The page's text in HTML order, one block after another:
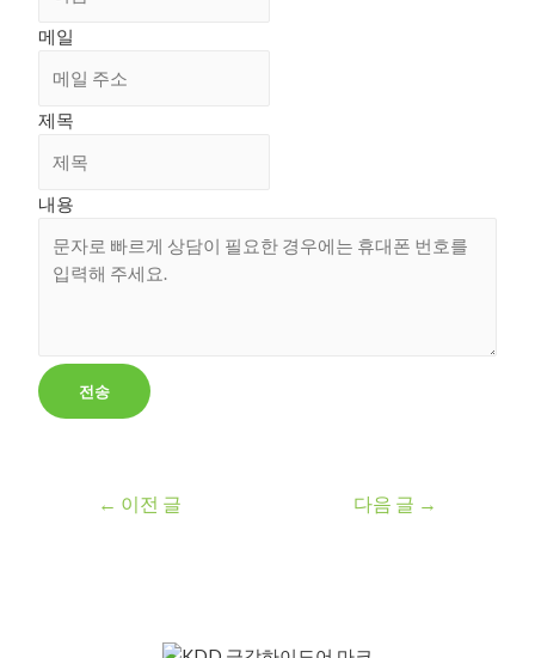
메일
제목
내용
전송
← 이전 글 다음 글 →